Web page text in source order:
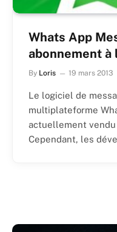
Whats App
abonnement à
By Loris 19 mars 2013
Le logiciel de
multiplateforme
actuellement vendu
Cependant, les